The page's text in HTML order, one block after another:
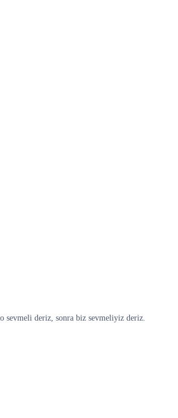
sevmeli deriz, sonra biz sevmeliyiz deriz.